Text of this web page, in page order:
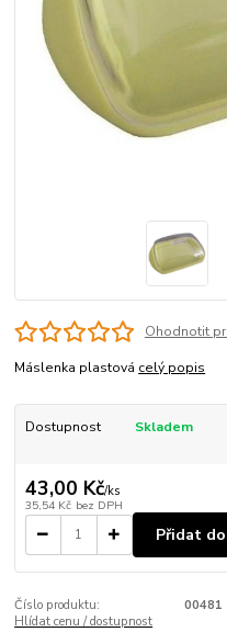
Ohodnotit
Máslenka plastová celý popis
Dostupnost Skladem
43,00 Kč/ks
35,54 Kč bez DPH
Přidat
Číslo produktu:
00481
Hlídat cenu / dostupnost